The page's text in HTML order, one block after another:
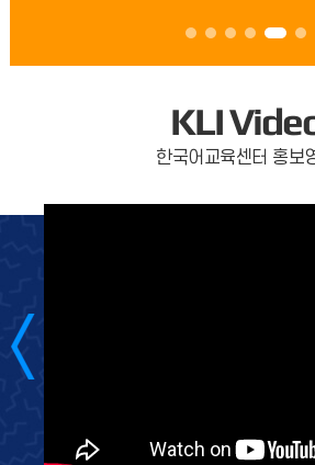
KLI
한국어교육센터 홍보